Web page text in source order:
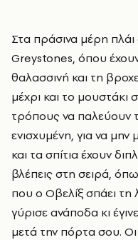
Στα πράσινα μέρη πλάι στη θάλασσα σαν το
Greystones, όπου
θαλασσινή και τη
μέχρι και το μουστάκι
τρόπους να παλεύουν
ενισχυμένη, για να
και τα σπίτια έχουν
βλέπεις στη σειρά,
που ο Οβελίξ σπάει τη
γύρισε ανάποδα κι
μετά την πόρτα σου. Οι